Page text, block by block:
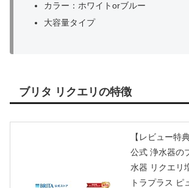
カラー：ホワイトorブルー
大容量タイプ
ブリタ リクエリの特徴
【レビュー特
公式 浄水器の
水器 リクエリ
トラプラス ピ